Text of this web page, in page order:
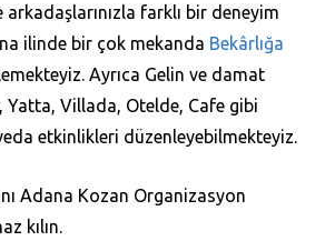
farklı bir deneyim
ilinde bir çok mekanda Bekârlığa
Ayrıca Gelin ve damat
Yatta, Villada, Otelde, Cafe gibi
etkinlikleri düzenleyebilmekteyiz.
Adana Kozan‎ Organizasyon
kılın.